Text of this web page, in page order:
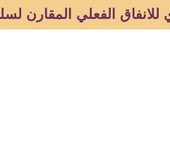
الفعلي المقارن لسلطة